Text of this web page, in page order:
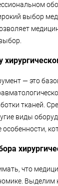
выбор
— это
тканей.
виды
что